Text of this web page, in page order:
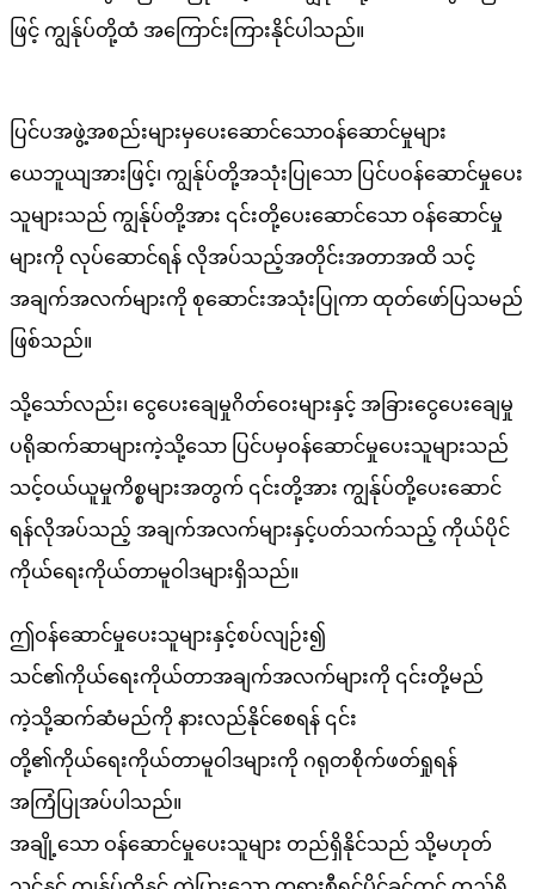
ဖြင့် ကျွန်ုပ်တို့ထံ အကြောင်းကြားနိုင်ပါသည်။
ပြင်ပအဖွဲ့အစည်းများမှပေးဆောင်သောဝန်ဆောင်မှုများ
ယေဘူယျအားဖြင့်၊ ကျွန်ုပ်တို့အသုံးပြုသော ပြင်ပဝန်ဆောင်မှုပေး
သူများသည် ကျွန်ုပ်တို့အား ၎င်းတို့ပေးဆောင်သော ဝန်ဆောင်မှု
များကို လုပ်ဆောင်ရန် လိုအပ်သည့်အတိုင်းအတာအထိ သင့်
အချက်အလက်များကို စုဆောင်းအသုံးပြုကာ ထုတ်ဖော်ပြသမည်
ဖြစ်သည်။
သို့သော်လည်း၊ ငွေပေးချေမှုဂိတ်ဝေးများနှင့် အခြားငွေပေးချေမှု
ပရိုဆက်ဆာများကဲ့သို့သော ပြင်ပမှဝန်ဆောင်မှုပေးသူများသည်
သင့်ဝယ်ယူမှုကိစ္စများအတွက် ၎င်းတို့အား ကျွန်ုပ်တို့ပေးဆောင်
ရန်လိုအပ်သည့် အချက်အလက်များနှင့်ပတ်သက်သည့် ကိုယ်ပိုင်
ကိုယ်ရေးကိုယ်တာမူဝါဒများရှိသည်။
ဤဝန်ဆောင်မှုပေးသူများနှင့်စပ်လျဉ်း၍
သင်၏ကိုယ်ရေးကိုယ်တာအချက်အလက်များကို ၎င်းတို့မည်
ကဲ့သို့ဆက်ဆံမည်ကို နားလည်နိုင်စေရန် ၎င်း
တို့၏ကိုယ်ရေးကိုယ်တာမူဝါဒများကို ဂရုတစိုက်ဖတ်ရှုရန်
အကြံပြုအပ်ပါသည်။
အချို့သော ဝန်ဆောင်မှုပေးသူများ တည်ရှိနိုင်သည် သို့မဟုတ်